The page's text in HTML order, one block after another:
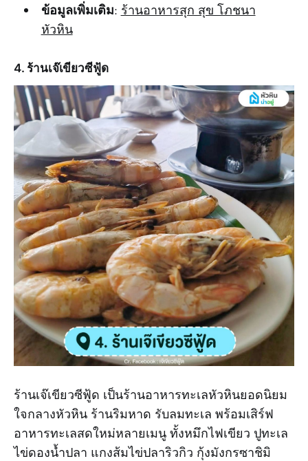
ข้อมูลเพิ่มเติม: ร้านอาหารสุก สุข โภชนา
หัวหิน
4. ร้านเจ๊เขียวซีฟู้ด
ร้านเจ๊เขียวซีฟู้ด เป็นร้านอาหารทะเลหัวหินยอดนิยม
ใจกลางหัวหิน ร้านริมหาด รับลมทะเล พร้อมเสิร์ฟ
อาหารทะเลสดใหม่หลายเมนู ทั้งหมึกไฟเขียว ปูทะเล
ไข่ดองน้ำปลา แกงส้มไข่ปลาริวกิว กุ้งมังกรซาชิมิ